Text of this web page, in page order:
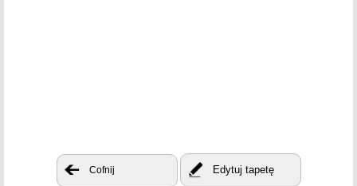
Cofnij Edytuj tapetę